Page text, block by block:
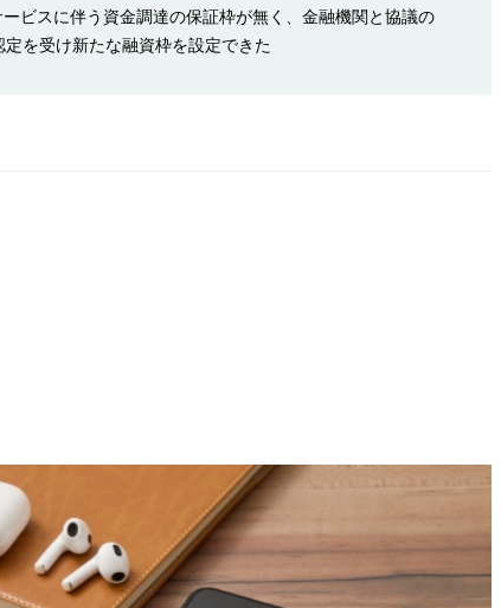
スに伴う資金調達の保証枠が無く、金融機関と協議の
を受け新たな融資枠を設定できた